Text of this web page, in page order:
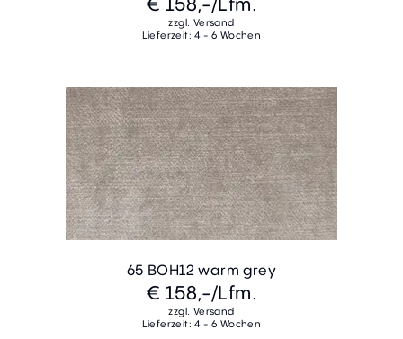
zzgl. Versand
Lieferzeit: 4 - 6 Wochen
65 BOH12 warm grey
€ 158,-/Lfm.
zzgl. Versand
Lieferzeit: 4 - 6 Wochen